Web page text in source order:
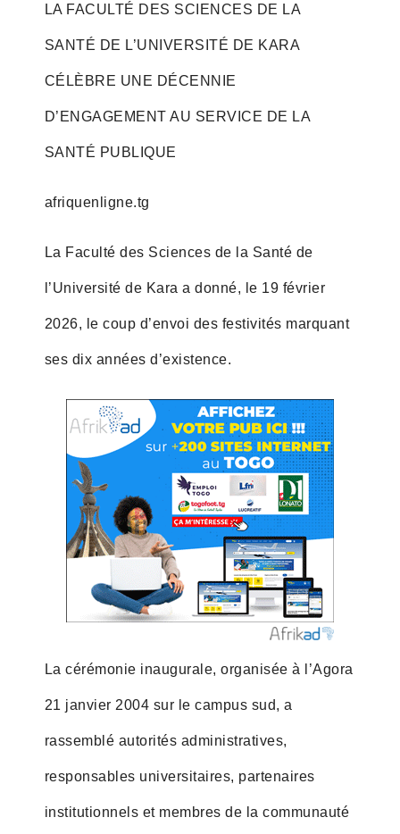
LA FACULTÉ DES SCIENCES DE LA
SANTÉ DE L’UNIVERSITÉ DE KARA
CÉLÈBRE UNE DÉCENNIE
D’ENGAGEMENT AU SERVICE DE LA
SANTÉ PUBLIQUE
afriquenligne.tg
La Faculté des Sciences de la Santé de
l’Université de Kara a donné, le 19 février
2026, le coup d’envoi des festivités marquant
ses dix années d’existence.
La cérémonie inaugurale, organisée à l’Agora
21 janvier 2004 sur le campus sud, a
rassemblé autorités administratives,
responsables universitaires, partenaires
institutionnels et membres de la communauté